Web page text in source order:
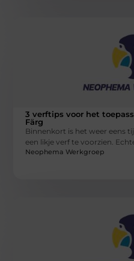
3 verftips voor het
Färg
Binnenkort is het weer eens
een likje verf te voorzien.
Neophema Werkgroep